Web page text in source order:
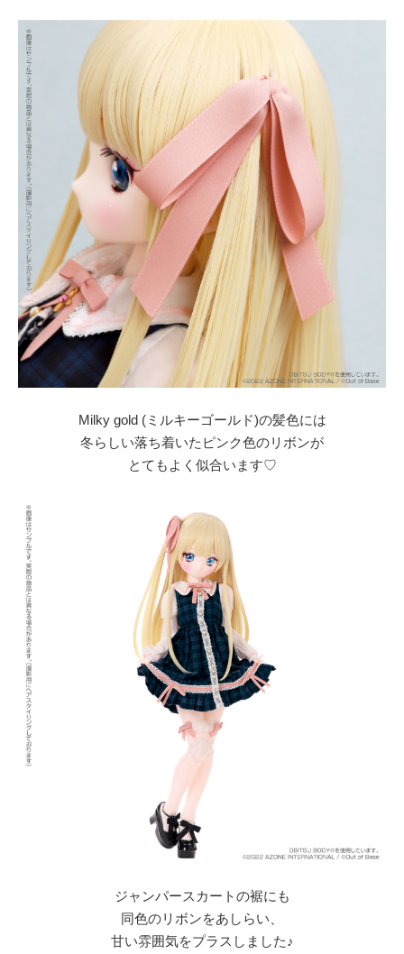
Milky gold (ミルキーゴールド)の髪色には
冬らしい落ち着いたピンク色のリボンが
とてもよく似合います♡
ジャンパースカートの裾にも
同色のリボンをあしらい、
甘い雰囲気をプラスしました♪